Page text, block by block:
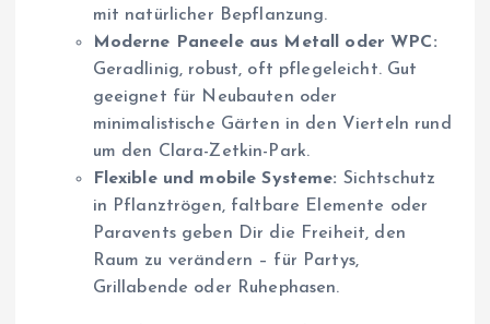
mit natürlicher Bepflanzung.
Moderne Paneele aus Metall oder WPC:
Geradlinig, robust, oft pflegeleicht. Gut
geeignet für Neubauten oder
minimalistische Gärten in den Vierteln rund
um den Clara-Zetkin-Park.
Flexible und mobile Systeme: Sichtschutz
in Pflanztrögen, faltbare Elemente oder
Paravents geben Dir die Freiheit, den
Raum zu verändern – für Partys,
Grillabende oder Ruhephasen.